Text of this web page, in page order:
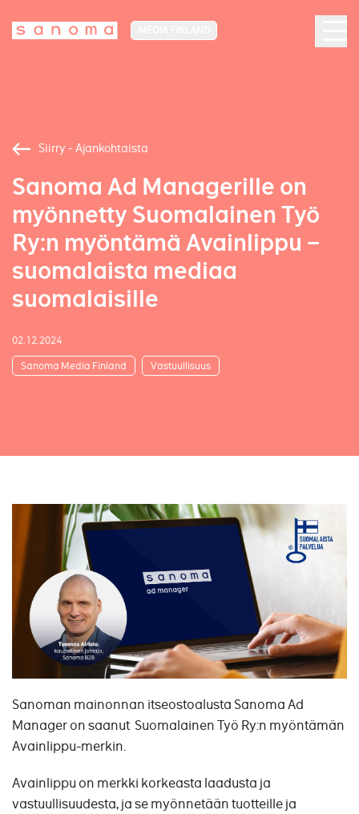
Siirry - Ajankohtaista
Sanoma Ad Managerille on
myönnetty Suomalainen Työ
Ry:n myöntämä Avainlippu –
suomalaista mediaa
suomalaisille
02.12.2024
Sanoma Media Finland Vastuullisuus
Sanoman mainonnan itseostoalusta Sanoma Ad
Manager on saanut Suomalainen Työ Ry:n myöntämän
Avainlippu-merkin.
Avainlippu on merkki korkeasta laadusta ja
vastuullisuudesta, ja se myönnetään tuotteille ja